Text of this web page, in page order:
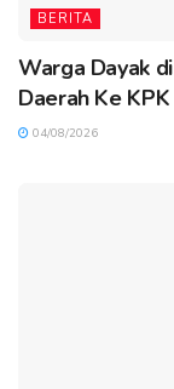
BERITA
Warga Dayak
Daerah Ke KPK
04/08/2026